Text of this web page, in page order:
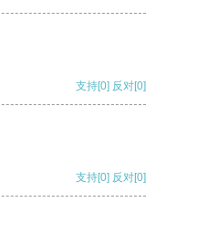
支持[0] 反对[0]
支持[0] 反对[0]